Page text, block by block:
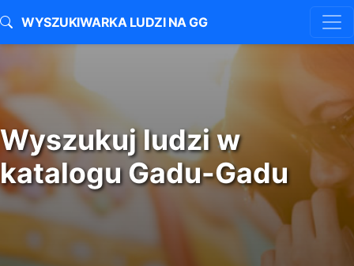
WYSZUKIWARKA LUDZI NA GG
Wyszukuj ludzi w
katalogu Gadu-Gadu